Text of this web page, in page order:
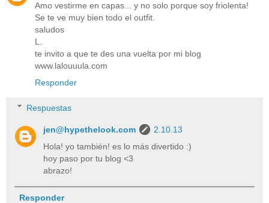
Amo vestirme en capas... y no solo porque soy friolenta!
Se te ve muy bien todo el outfit.
saludos
L.
te invito a que te des una vuelta por mi blog
www.lalouuula.com
Responder
Respuestas
jen@hypethelook.com
2.10.13
Hola! yo también! es lo más divertido :)
hoy paso por tu blog <3
abrazo!
Responder